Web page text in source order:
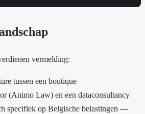
vermelding:
tussen een boutique
(Animo Law) en een dataconsultancy
specifiek op Belgische belastingen —